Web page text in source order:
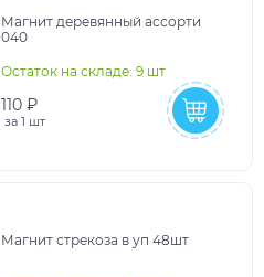
Магнит деревянный ассорти
040
Остаток на складе: 9 шт
110 ₽
за 1 шт
Магнит стрекоза в уп 48шт